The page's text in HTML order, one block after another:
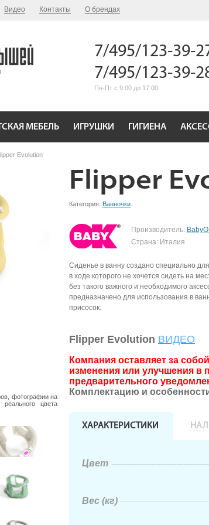
Видео Контакты О брендах
7/495/123-39-
7/495/123-39-
Пн-Пт с 9:00 до 17:00
МЕБЕЛЬ ИГРУШКИ ГИГИЕНА
Evolution
фотографии на
реального цвета
Flipper
Категория: Ванночки
Производитель:
Страна: Италия
Сиденье в ванну создано специально
в ходе которого не хочется сидеть на
без такого важного и необходимого
предназначено для использования в
присосок.
Flipper Evolution ВИДЕО
Компания оставляет за
изменения или улучшения в
предварительного
Комплектацию и
ХАРАКТЕРИСТИКИ
Цвет
Вес (кг)